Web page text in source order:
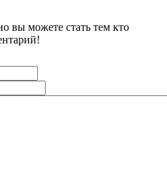
вы можете стать тем кто